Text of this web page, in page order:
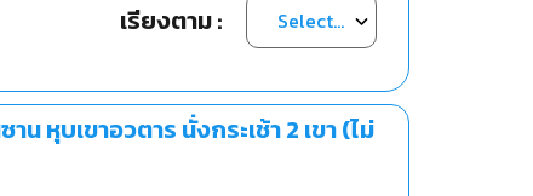
เรียงตาม :
น หุบเขาอวตาร นั่งกระเช้า 2 เขา (ไม่